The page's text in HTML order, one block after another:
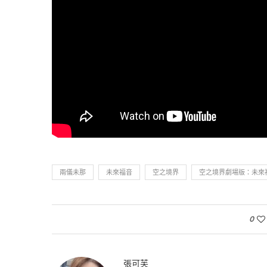
兩儀未那 未來福音 空之境界 空之境界劇場版：未來
0
張可芙